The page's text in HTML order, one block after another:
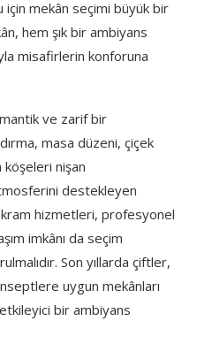
için mekân seçimi büyük bir
hem şık bir ambiyans
misafirlerin konforuna
ve zarif bir
masa düzeni, çiçek
nişan
destekleyen
hizmetleri, profesyonel
imkânı da seçim
Son yıllarda çiftler,
uygun mekânları
bir ambiyans